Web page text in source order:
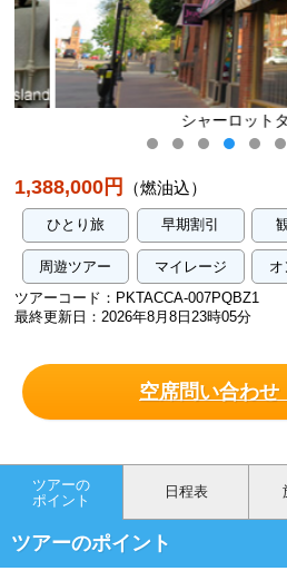
シャーロットタウ
1,388,000円 （燃油込）
ひとり旅 早期割引
周遊ツアー マイレージ
オ
ツアーコード：PKTACCA-007PQBZ1
最終更新日：2026年8月8日23時05分
空席問い合わせ
ツアーの
ポイント
日程表
ツアーのポイント